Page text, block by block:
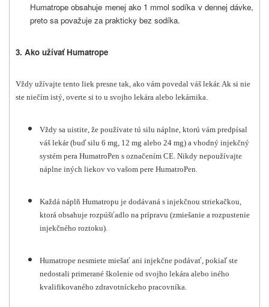
Humatrope obsahuje menej ako 1 mmol sodíka v dennej dávke,
preto sa považuje za prakticky bez sodíka.
3. Ako užívať Humatrope
Vždy užívajte tento liek presne tak, ako vám povedal váš lekár. Ak si nie
ste niečím istý, overte si to u svojho lekára alebo lekárnika.
Vždy sa uistite, že používate tú silu náplne, ktorú vám predpísal
váš lekár (buď silu 6 mg, 12 mg alebo 24 mg) a vhodný injekčný
systém pera HumatroPen s označením CE. Nikdy nepoužívajte
náplne iných liekov vo vašom pere HumatroPen.
Každá náplň Humatropu je dodávaná s injekčnou striekačkou,
ktorá obsahuje rozpúšťadlo na prípravu (zmiešanie a rozpustenie
injekčného roztoku).
Humatrope nesmiete miešať ani injekčne podávať, pokiaľ ste
nedostali primerané školenie od svojho lekára alebo iného
kvalifikovaného zdravotníckeho pracovníka.